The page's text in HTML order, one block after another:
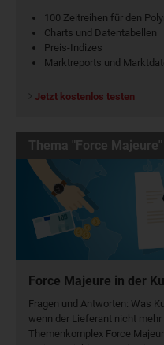
100 Zeitreihen für den
Charts und Datentabellen
Preis-Indizes
Marktreports und
Jetzt kostenlos testen
Thema "Force Majeure"
Force Majeure in der
Fragen und Antworten: Was
wenn der Lieferant nicht
Themenkomplex Force